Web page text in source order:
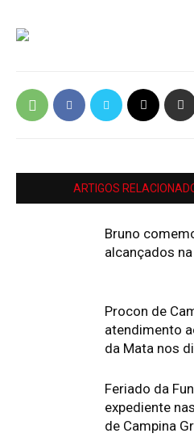
ARTIGOS
Bruno
alcançados
Procon de
atendimento
da Mata nos
Feriado da
expediente
de Campina